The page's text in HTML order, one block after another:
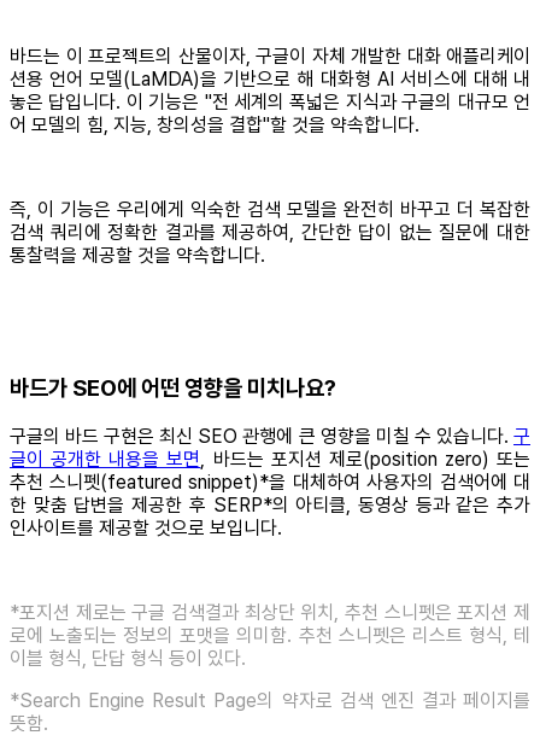
바드는 이 프로젝트의 산물이자, 구글이 자체 개발한 대화 애플리케이
션용 언어 모델(LaMDA)을 기반으로 해 대화형 AI 서비스에 대해 내
놓은 답입니다. 이 기능은 "전 세계의 폭넓은 지식과 구글의 대규모 언
어 모델의 힘, 지능, 창의성을 결합"할 것을 약속합니다.
즉, 이 기능은 우리에게 익숙한 검색 모델을 완전히 바꾸고 더 복잡한
검색 쿼리에 정확한 결과를 제공하여, 간단한 답이 없는 질문에 대한
통찰력을 제공할 것을 약속합니다.
바드가 SEO에 어떤 영향을 미치나요?
구글의 바드 구현은 최신 SEO 관행에 큰 영향을 미칠 수 있습니다. 구
글이 공개한 내용을 보면
, 바드는 포지션 제로(position zero) 또는
추천 스니펫(featured snippet)*을 대체하여 사용자의 검색어에 대
한 맞춤 답변을 제공한 후 SERP*의 아티클, 동영상 등과 같은 추가
인사이트를 제공할 것으로 보입니다.
*포지션 제로는 구글 검색결과 최상단 위치, 추천 스니펫은 포지션 제
로에 노출되는 정보의 포맷을 의미함. 추천 스니펫은 리스트 형식, 테
이블 형식, 단답 형식 등이 있다.
*Search Engine Result Page의 약자로 검색 엔진 결과 페이지를
뜻함.